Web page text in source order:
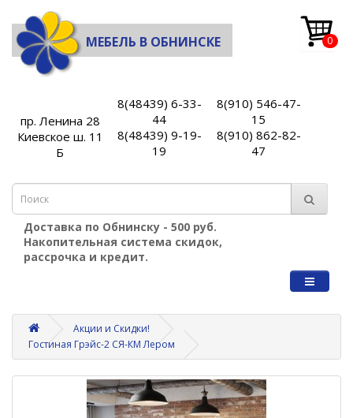
МЕБЕЛЬ В ОБНИНСКЕ 0
пр. Ленина 28
Киевское ш. 11
Б
8(48439) 6-33-
44
8(48439) 9-19-
19
8(910) 546-47-
15
8(910) 862-82-
47
Доставка по Обнинску - 500 руб.
Накопительная система скидок,
рассрочка и кредит.
Акции и Скидки!
Гостиная Грэйс-2 СЯ-КМ Лером